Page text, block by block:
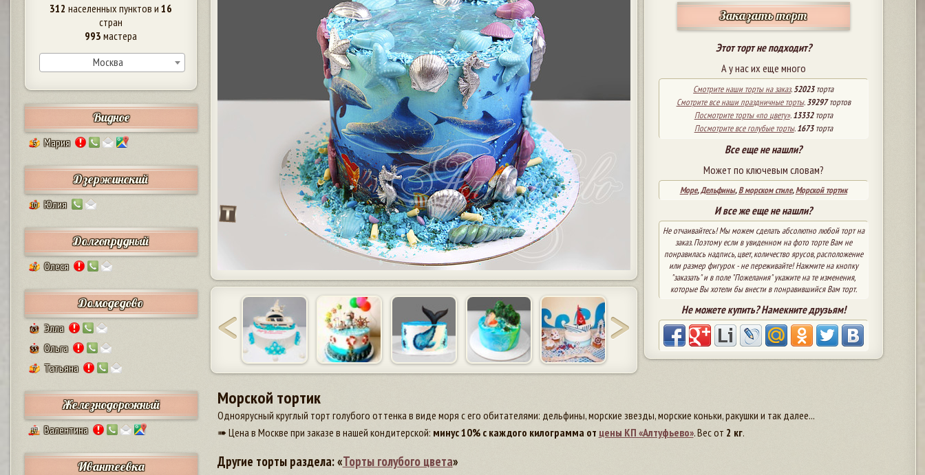
312 населенных пунктов и 16
стран
993 мастера
Москва
Видное
5 Мария
Дзержинский
10 Юлия
Долгопрудный
2 Олеся
Домодедово
63 Элла
55 Ольга
7 Татьяна
Железнодорожный
17 Валентина
Ивантеевка
Заказать торт
Этот торт не подходит?
А у нас их еще много
Смотрите наши торты на заказ.52023торта
Смотрите все наши праздничные торты.39297тортов
Посмотрите торты «по цвету».13332торта
Посмотрите все голубые торты.1673торта
Все еще не нашли?
Может по ключевым словам?
Море,Дельфины,В морском стиле,Морской тортик
И все же еще не нашли?
Не отчаивайтесь! Мы можем сделать абсолютно любой торт на
заказ. Поэтому если в увиденном на фото торте Вам не
понравилась надпись, цвет, количество ярусов, расположение
или размер фигурок - не переживайте! Нажмите на кнопку
"заказать" и в поле "Пожелания" укажите на те изменения,
которые Вы хотели бы внести в понравившийся Вам торт.
Не можете купить? Намекните друзьям!
Морской тортик
Одноярусный круглый торт голубого оттенка в виде моря с его обитателями: дельфины, морские звезды, морские коньки, ракушки и так далее...
➠ Цена в Москве при заказе в нашей кондитерской: минус 10% с каждого килограмма от цены КП «Алтуфьево». Вес от 2 кг.
Другие торты раздела: «Торты голубого цвета»